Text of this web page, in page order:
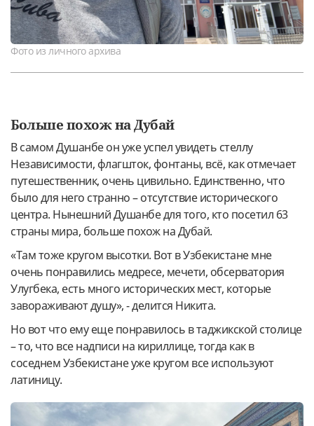
Фото из личного архива
Больше похож на Дубай
В самом Душанбе он уже успел увидеть стеллу
Независимости, флагшток, фонтаны, всё, как отмечает
путешественник, очень цивильно. Единственно, что
было для него странно – отсутствие исторического
центра. Нынешний Душанбе для того, кто посетил 63
страны мира, больше похож на Дубай.
«Там тоже кругом высотки. Вот в Узбекистане мне
очень понравились медресе, мечети, обсерватория
Улугбека, есть много исторических мест, которые
завораживают душу», - делится Никита.
Но вот что ему еще понравилось в таджикской столице
– то, что все надписи на кириллице, тогда как в
соседнем Узбекистане уже кругом все используют
латиницу.